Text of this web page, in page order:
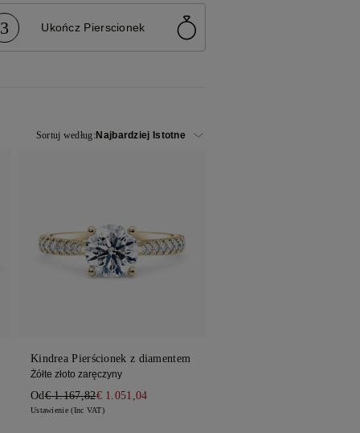
3 Ukończ Pierscionek
Sortuj według:
Kindrea Pierścionek z diamentem
Żółte złoto zaręczyny
Od€ 1.167,82€ 1.051,04
Ustawienie (Inc VAT)